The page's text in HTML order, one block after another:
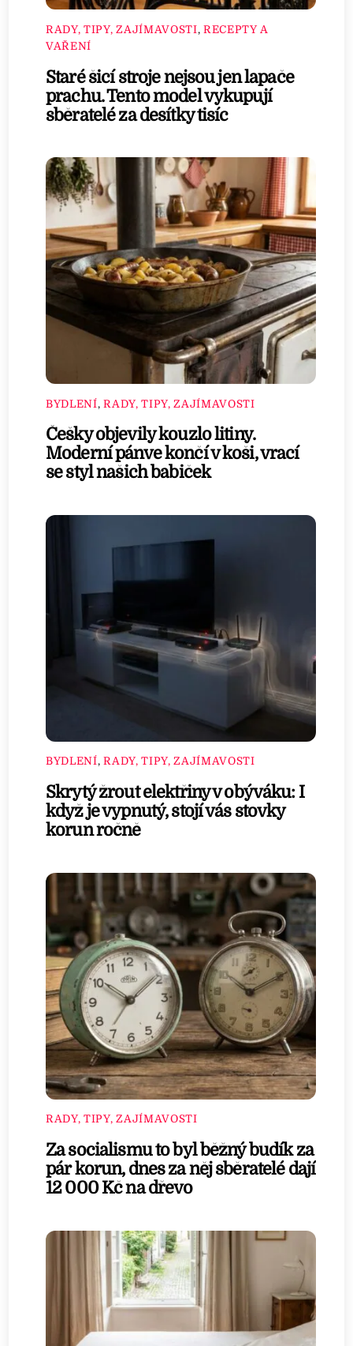
RADY, TIPY, ZAJÍMAVOSTI, RECEPTY A
VAŘENÍ
Staré šicí stroje nejsou jen lapače
prachu. Tento model vykupují
sběratelé za desítky tisíc
BYDLENÍ,RADY, TIPY, ZAJÍMAVOSTI
Češky objevily kouzlo litiny.
Moderní pánve končí v koši, vrací
se styl našich babiček
BYDLENÍ,RADY, TIPY, ZAJÍMAVOSTI
Skrytý žrout elektřiny v obýváku: I
když je vypnutý, stojí vás stovky
korun ročně
RADY, TIPY, ZAJÍMAVOSTI
Za socialismu to byl běžný budík za
pár korun, dnes za něj sběratelé dají
12 000 Kč na dřevo